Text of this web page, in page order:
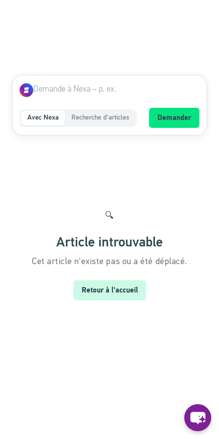
Avec Nexa Recherche d'articles Demander
🔍
Article introuvable
Cet article n'existe pas ou a été déplacé.
Retour à l'accueil